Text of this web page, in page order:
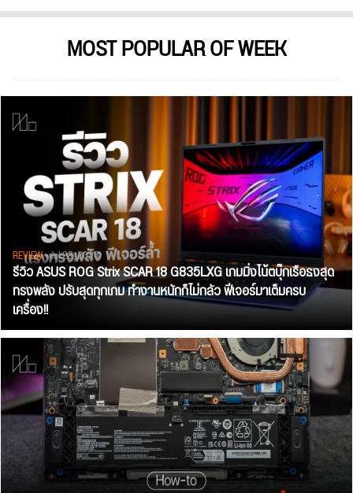
MOST POPULAR OF WEEK
REVIEW• Jul 28, 2026
รีวิว ASUS ROG Strix SCAR 18 G835LXG เกมมิ่งโน้ตบุ๊กเรือธงสุด
ทรงพลัง ปรับสุดทุกเกม ทำงานหนักก็ไม่กลัว ฟีเจอร์มาเต็มครบ
เครื่อง!!